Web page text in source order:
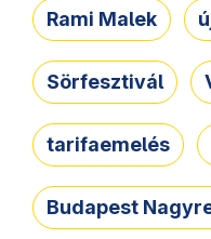
Rami Malek
Sörfesztivál
tarifaemelés
Budapest